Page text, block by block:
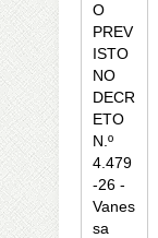
O
PREV
ISTO
NO
DECR
ETO
N.º
4.479
-26 -
Vanes
sa